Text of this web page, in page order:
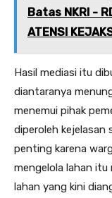
Batas NKRI -
ATENSI
Hasil mediasi itu
diantaranya
menemui pihak
diperoleh kejelasan
penting karena
mengelola lahan itu
lahan yang kini